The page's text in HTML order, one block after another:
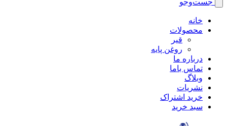
جست‌وجو
خانه
محصولات
قیر
روغن پایه
درباره ما
تماس باما
وبلاگ
نشریات
خرید اشتراک
سبد خرید